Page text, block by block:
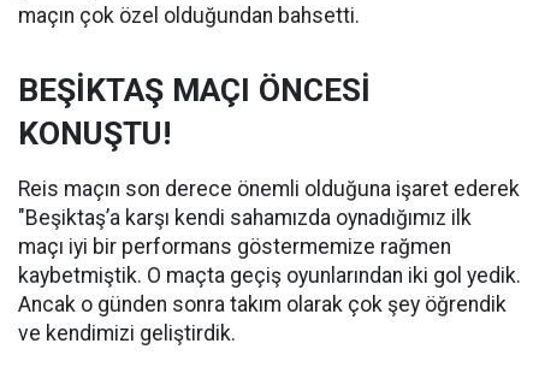
maçın çok özel olduğundan bahsetti.
BEŞİKTAŞ MAÇI ÖNCESİ
KONUŞTU!
Reis maçın son derece önemli olduğuna işaret ederek
"Beşiktaş’a karşı kendi sahamızda oynadığımız ilk
maçı iyi bir performans göstermemize rağmen
kaybetmiştik. O maçta geçiş oyunlarından iki gol yedik.
Ancak o günden sonra takım olarak çok şey öğrendik
ve kendimizi geliştirdik.